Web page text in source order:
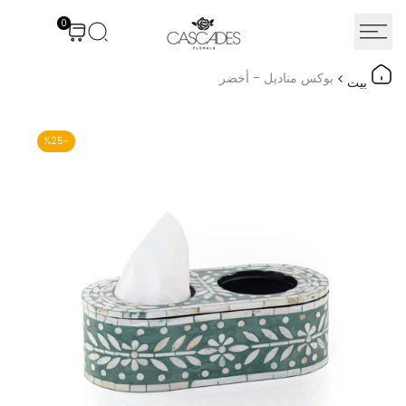
0
بيت بوكس مناديل - أخضر
-
25
%